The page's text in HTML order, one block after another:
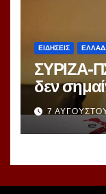
ΕΙΔΗΣΕΙΣ
ΣΥΡΙΖΑ-
δεν
χρόνια
7